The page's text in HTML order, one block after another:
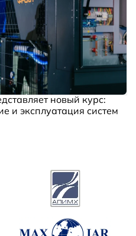
новый курс:
и эксплуатация систем